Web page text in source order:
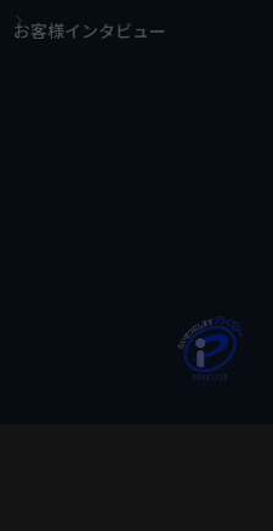
お客様インタビュー